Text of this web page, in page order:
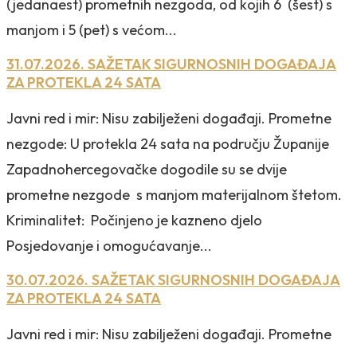
(jedanaest) prometnih nezgoda, od kojih 6 (šest) s
manjom i 5 (pet) s većom...
31.07.2026. SAŽETAK SIGURNOSNIH DOGAĐAJA
ZA PROTEKLA 24 SATA
Javni red i mir: Nisu zabilježeni događaji. Prometne
nezgode: U protekla 24 sata na području Županije
Zapadnohercegovačke dogodile su se dvije
prometne nezgode s manjom materijalnom štetom.
Kriminalitet: Počinjeno je kazneno djelo
Posjedovanje i omogućavanje...
30.07.2026. SAŽETAK SIGURNOSNIH DOGAĐAJA
ZA PROTEKLA 24 SATA
Javni red i mir: Nisu zabilježeni događaji. Prometne